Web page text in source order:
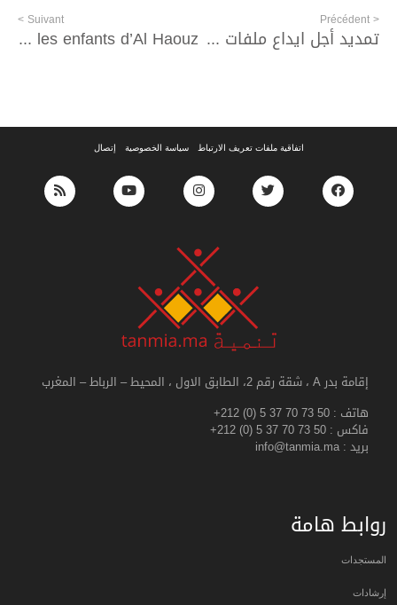
< Précédent
تمديد أجل ايداع ملفات طلبات ابداء الاهتمام
Suivant >
Livres et jouets pour un retour de la joie chez les enfants d’Al Haouz
اتفاقية ملفات تعريف الارتباط سياسة الخصوصية إتصال
إقامة بدر A ، شقة رقم 2، الطابق الاول ، المحيط – الرباط – المغرب
هاتف : +212 (0) 5 37 70 73 50
فاكس : +212 (0) 5 37 70 73 50
بريد : info@tanmia.ma
روابط هامة
المستجدات
إرشادات